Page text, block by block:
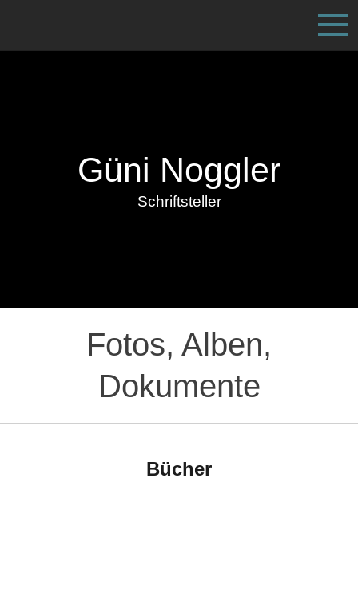
Güni Noggler
Schriftsteller
Fotos, Alben,
Dokumente
Bücher